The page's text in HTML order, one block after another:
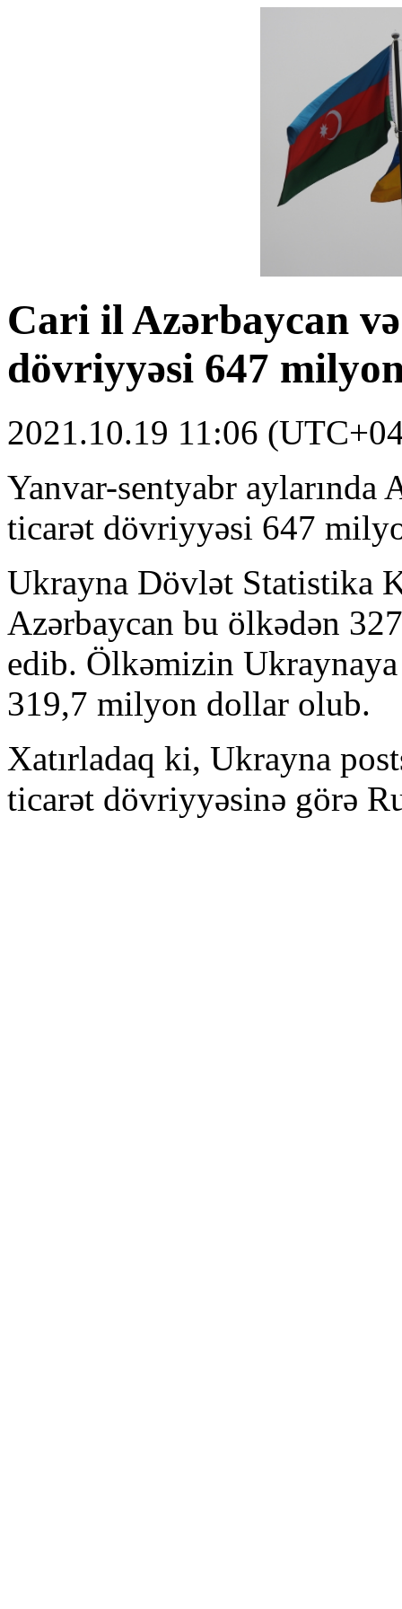
Cari il Azərbaycan
dövriyyəsi 647
2021.10.19 11:06
Yanvar-sentyabr aylarında
ticarət dövriyyəsi 647
Ukrayna Dövlət Statistika
Azərbaycan bu ölkədən
edib. Ölkəmizin
319,7 milyon dollar olub.
Xatırladaq ki, Ukrayna
ticarət dövriyyəsinə görə